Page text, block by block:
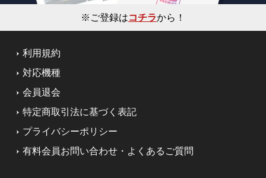
※ご登録はコチラから！
利用規約
対応機種
会員退会
特定商取引法に基づく表記
プライバシーポリシー
有料会員お問い合わせ・よくあるご質問